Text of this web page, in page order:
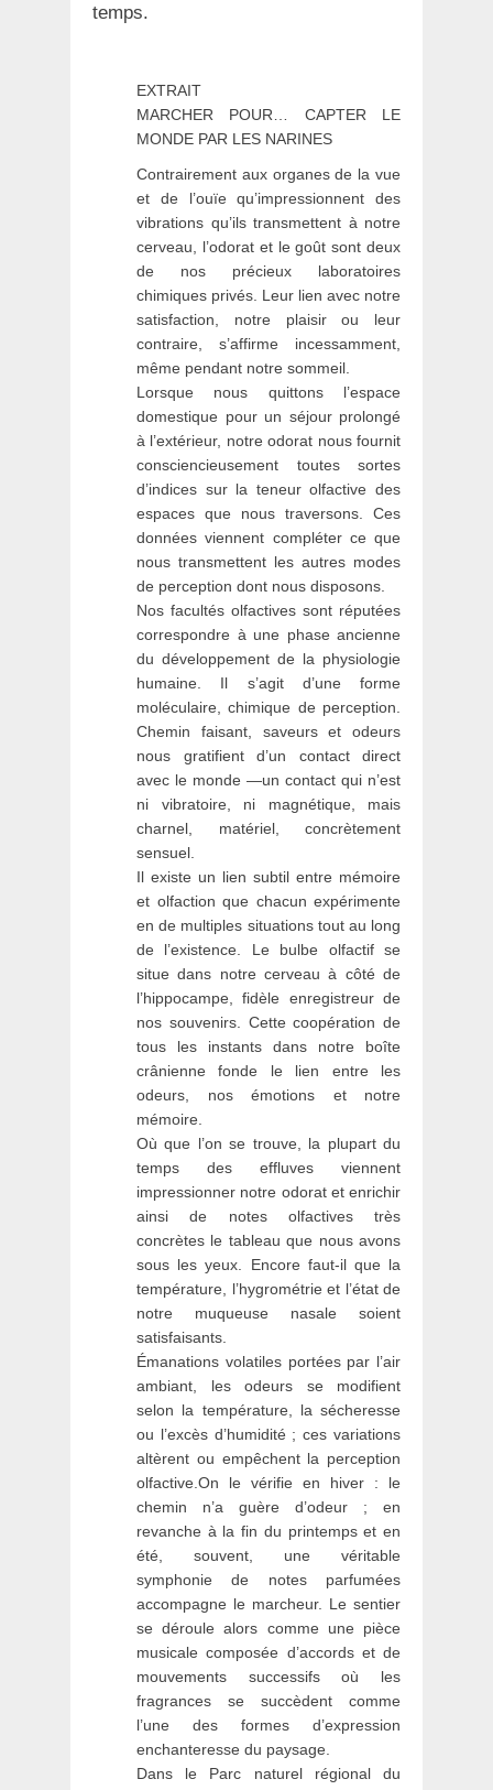
temps.
EXTRAIT
MARCHER POUR… CAPTER LE
MONDE PAR LES NARINES
Contrairement aux organes de la vue
et de l’ouïe qu’impressionnent des
vibrations qu’ils transmettent à notre
cerveau, l’odorat et le goût sont deux
de nos précieux laboratoires
chimiques privés. Leur lien avec notre
satisfaction, notre plaisir ou leur
contraire, s’affirme incessamment,
même pendant notre sommeil.
Lorsque nous quittons l’espace
domestique pour un séjour prolongé
à l’extérieur, notre odorat nous fournit
consciencieusement toutes sortes
d’indices sur la teneur olfactive des
espaces que nous traversons. Ces
données viennent compléter ce que
nous transmettent les autres modes
de perception dont nous disposons.
Nos facultés olfactives sont réputées
correspondre à une phase ancienne
du développement de la physiologie
humaine. Il s’agit d’une forme
moléculaire, chimique de perception.
Chemin faisant, saveurs et odeurs
nous gratifient d’un contact direct
avec le monde —un contact qui n’est
ni vibratoire, ni magnétique, mais
charnel, matériel, concrètement
sensuel.
Il existe un lien subtil entre mémoire
et olfaction que chacun expérimente
en de multiples situations tout au long
de l’existence. Le bulbe olfactif se
situe dans notre cerveau à côté de
l’hippocampe, fidèle enregistreur de
nos souvenirs. Cette coopération de
tous les instants dans notre boîte
crânienne fonde le lien entre les
odeurs, nos émotions et notre
mémoire.
Où que l’on se trouve, la plupart du
temps des effluves viennent
impressionner notre odorat et enrichir
ainsi de notes olfactives très
concrètes le tableau que nous avons
sous les yeux. Encore faut-il que la
température, l’hygrométrie et l’état de
notre muqueuse nasale soient
satisfaisants.
Émanations volatiles portées par l’air
ambiant, les odeurs se modifient
selon la température, la sécheresse
ou l’excès d’humidité ; ces variations
altèrent ou empêchent la perception
olfactive.On le vérifie en hiver : le
chemin n’a guère d’odeur ; en
revanche à la fin du printemps et en
été, souvent, une véritable
symphonie de notes parfumées
accompagne le marcheur. Le sentier
se déroule alors comme une pièce
musicale composée d’accords et de
mouvements successifs où les
fragrances se succèdent comme
l’une des formes d’expression
enchanteresse du paysage.
Dans le Parc naturel régional du